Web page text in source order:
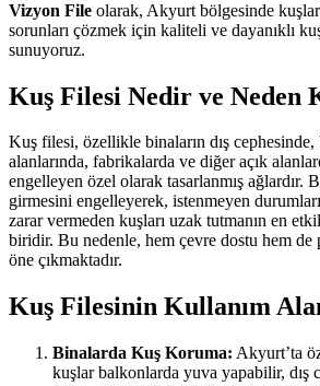
Vizyon File olarak, Akyurt bölgesinde
sorunları çözmek için kaliteli ve dayanıklı
sunuyoruz.
Kuş Filesi Nedir ve Neden
Kuş filesi, özellikle binaların dış cephesinde,
alanlarında, fabrikalarda ve diğer açık
engelleyen özel olarak tasarlanmış ağlardır.
girmesini engelleyerek, istenmeyen
zarar vermeden kuşları uzak tutmanın en
biridir. Bu nedenle, hem çevre dostu hem
öne çıkmaktadır.
Kuş Filesinin Kullanım
Binalarda Kuş Koruma: Akyurt’ta
kuşlar balkonlarda yuva yapabilir, dış